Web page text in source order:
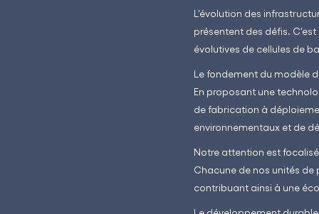
L'évolution des
présentent des défis. C'est
évolutives de cellules de
Le fondement du modèle
En proposant une
de fabrication à
environnementaux et de
Notre attention est
Chacune de nos unités
contribuant ainsi à une